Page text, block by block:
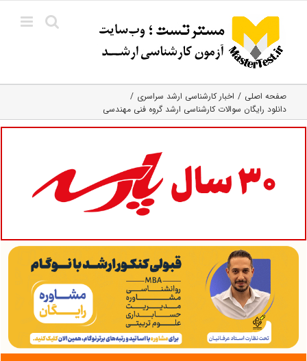
content
صفحه اصلی
اخبار کارشناسی ارشد سراسری
دانلود رایگان سوالات کارشناسی ارشد گروه فنی مهندسی